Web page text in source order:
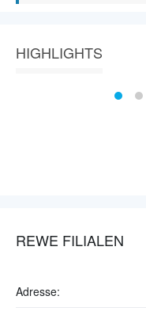
HIGHLIGHTS
REWE FILIALEN
Adresse: